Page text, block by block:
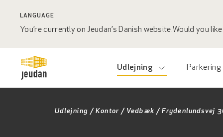
LANGUAGE
You’re currently on Jeudan’s Danish website.Would you
Udlejning Parkering
Udlejning / Kontor / Vedbæk / Frydenlundsvej